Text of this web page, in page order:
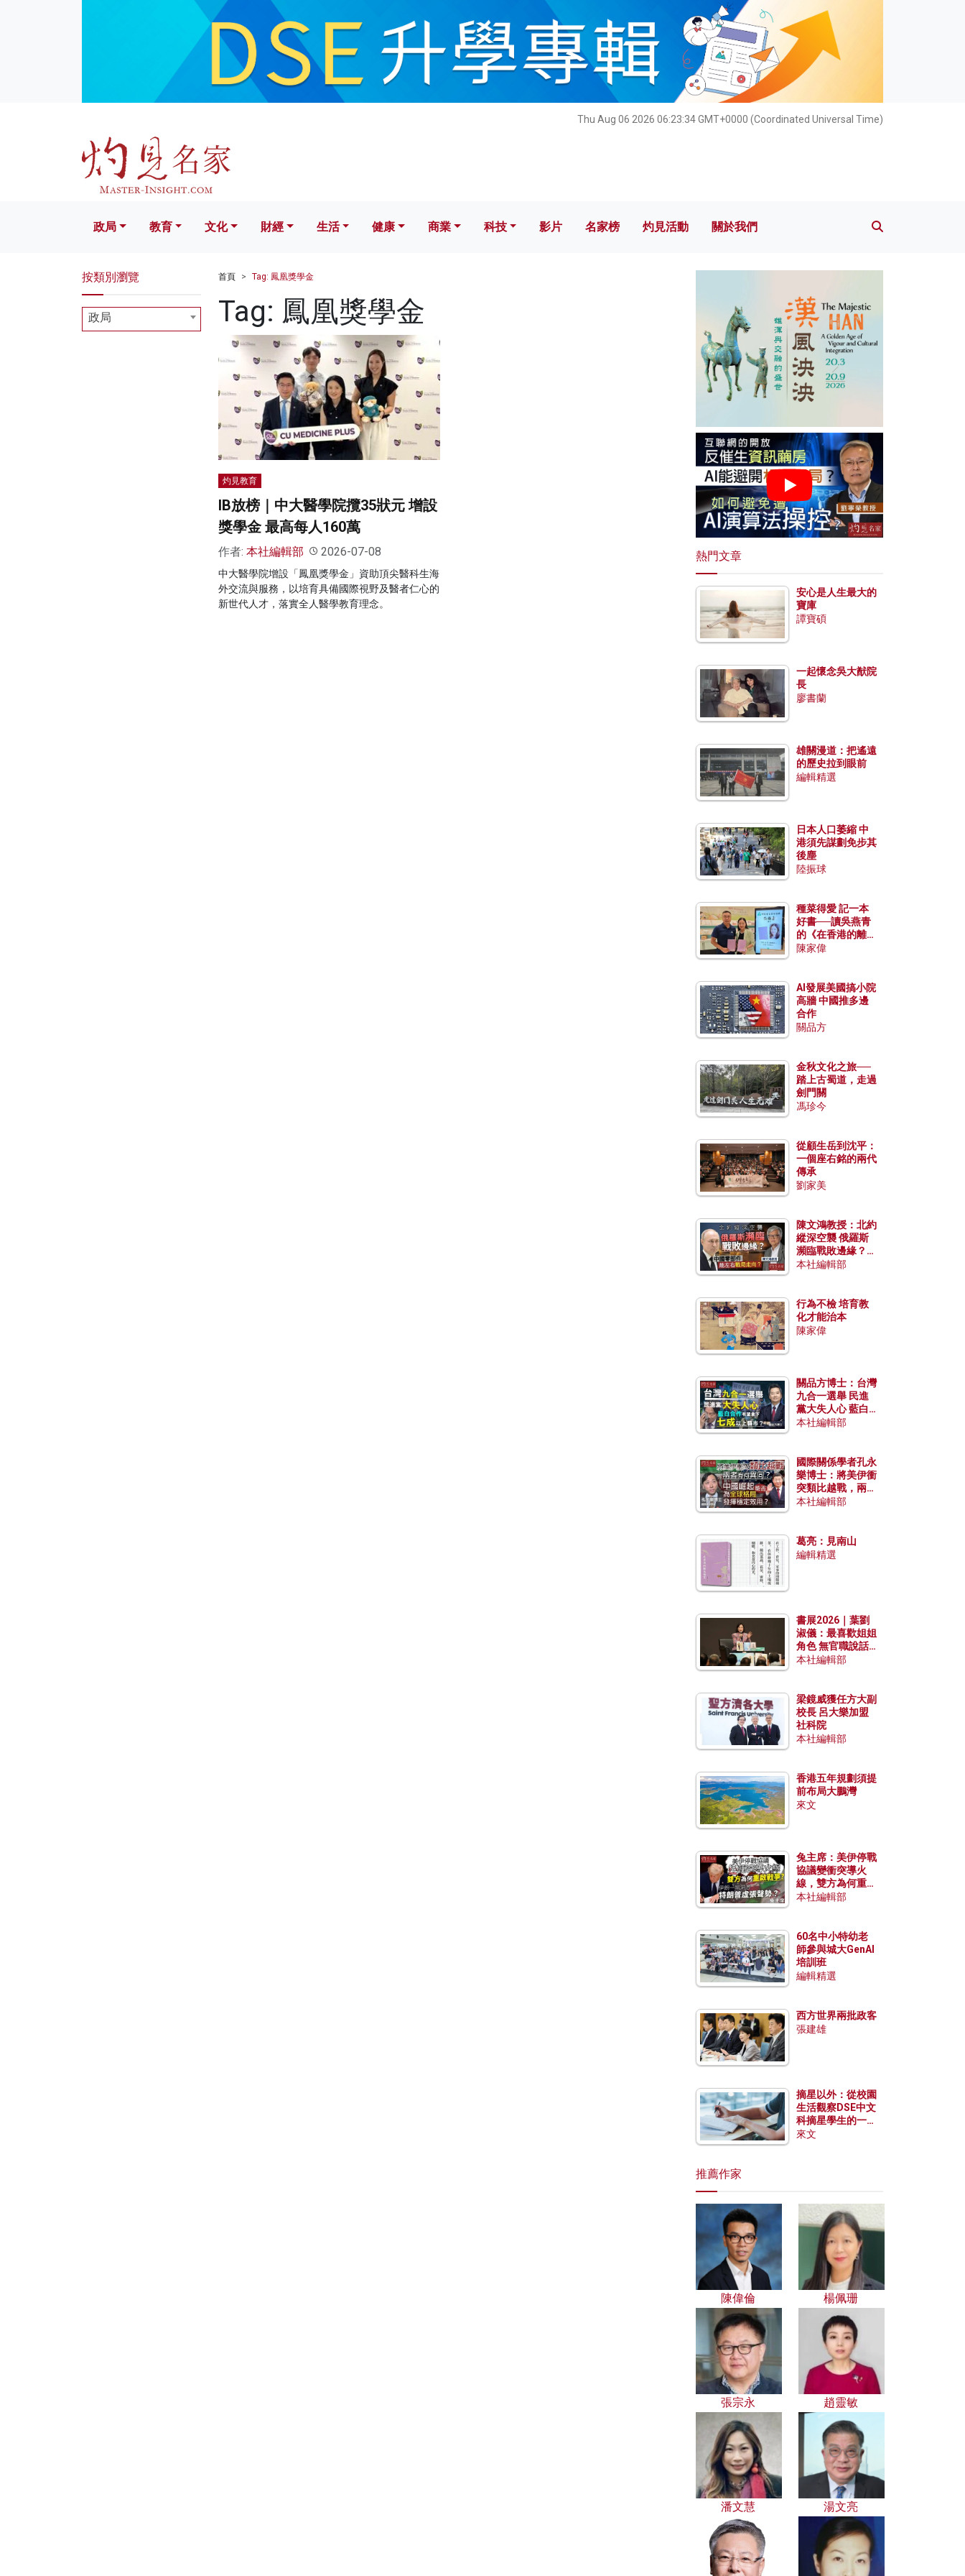
Thu Aug 06 2026 06:23:35 GMT+0000 (Coordinated Universal Time)
文化 財經 生活 健康 科技 影片 名家榜 灼見活動 關於我們
政局 教育 文化 財經 生活 健康 商業 科技 影片 名家榜 灼見活動 關於我們
首頁 Tag: 鳳凰獎學金
Tag: 鳳凰獎學金
灼見教育
IB放榜｜中大醫學院攬35狀元 增設
獎學金 最高每人160萬
作者: 本社編輯部 2026-07-08
中大醫學院增設「鳳凰獎學金」資助頂尖醫科生海
外交流與服務，以培育具備國際視野及醫者仁心的
新世代人才，落實全人醫學教育理念。
按類別瀏覽
政局
熱門文章
安心是人生最大的
寶庫
譚寶碩
一起懷念吳大猷院
長
廖書蘭
雄關漫道：把遙遠
的歷史拉到眼前
編輯精選
日本人口萎縮 中
港須先謀劃免步其
後塵
陸振球
種菜得愛 記一本
好書──讀吳燕青
的《在香港的離島
種菜》
陳家偉
AI發展美國搞小院
高牆 中國推多邊
合作
關品方
金秋文化之旅──
踏上古蜀道，走過
劍門關
馮珍今
從顧生岳到沈平：
一個座右銘的兩代
傳承
劉家美
陳文鴻教授：北約
縱深空襲 俄羅斯
瀕臨戰敗邊緣？中
國零部件能左右戰
本社編輯部
行為不檢 培育教
化才能治本
陳家偉
關品方博士：台灣
九合一選舉 民進
黨大失人心 藍白
合作有望拿下七成
本社編輯部
國際關係學者孔永
樂博士：將美伊衝
突類比越戰，兩者
有何異同？中國崛
本社編輯部
葛亮：見南山
編輯精選
書展2026｜葉劉
淑儀：最喜歡姐姐
角色 無官職說話
包袱少
本社編輯部
梁鏡威獲任方大副
校長 呂大樂加盟
社科院
本社編輯部
香港五年規劃須提
前布局大鵬灣
來文
兔主席：美伊停戰
協議變衝突導火
線，雙方為何重啟
戰爭？伊朗一早洞
本社編輯部
60名中小特幼老
師參與城大GenAI
培訓班
編輯精選
西方世界兩批政客
張建雄
摘星以外：從校園
生活觀察DSE中文
科摘星學生的一點
特質
來文
推薦作家
陳偉倫 楊佩珊
張宗永 趙靈敏
潘文慧 湯文亮